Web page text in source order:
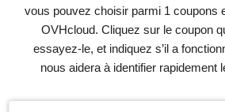
vous pouvez choisir parmi 1 coupons
OVHcloud. Cliquez sur le coupon
essayez-le, et indiquez s’il a
nous aidera à identifier rapidement